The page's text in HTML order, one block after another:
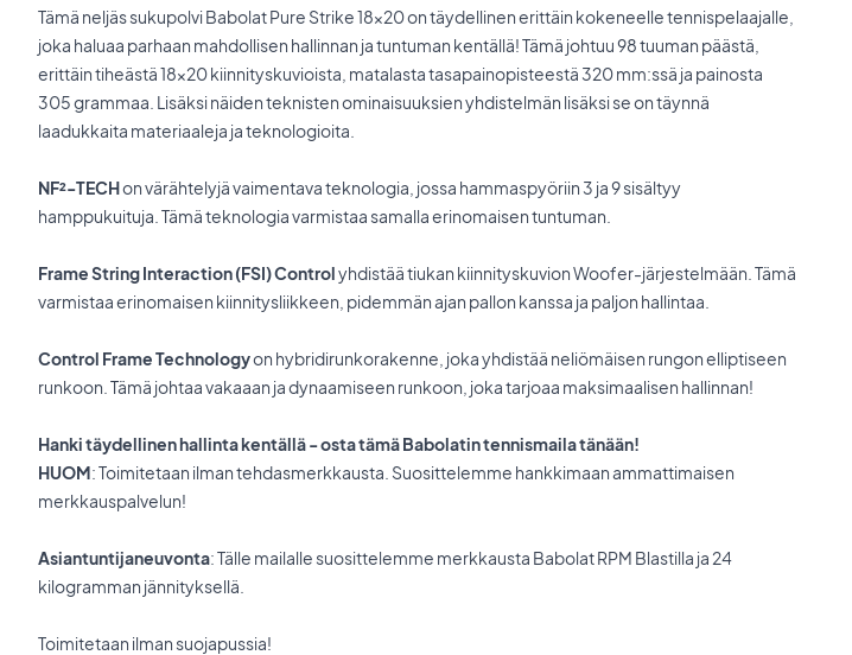
Tämä neljäs sukupolvi Babolat Pure Strike 18x20 on täydellinen erittäin kokeneelle tennispelaajalle,
joka haluaa parhaan mahdollisen hallinnan ja tuntuman kentällä! Tämä johtuu 98 tuuman päästä,
erittäin tiheästä 18x20 kiinnityskuvioista, matalasta tasapainopisteestä 320 mm:ssä ja painosta
305 grammaa. Lisäksi näiden teknisten ominaisuuksien yhdistelmän lisäksi se on täynnä
laadukkaita materiaaleja ja teknologioita.
NF²-TECHon värähtelyjä vaimentava teknologia, jossa hammaspyöriin 3 ja 9 sisältyy
hamppukuituja. Tämä teknologia varmistaa samalla erinomaisen tuntuman.
Frame String Interaction (FSI) Controlyhdistää tiukan kiinnityskuvion Woofer-järjestelmään. Tämä
varmistaa erinomaisen kiinnitysliikkeen, pidemmän ajan pallon kanssa ja paljon hallintaa.
Control Frame Technologyon hybridirunkorakenne, joka yhdistää neliömäisen rungon elliptiseen
runkoon. Tämä johtaa vakaaan ja dynaamiseen runkoon, joka tarjoaa maksimaalisen hallinnan!
Hanki täydellinen hallinta kentällä - osta tämä Babolatin tennismaila tänään!
HUOM: Toimitetaan ilman tehdasmerkkausta. Suosittelemme hankkimaan ammattimaisen
merkkauspalvelun!
Asiantuntijaneuvonta: Tälle mailalle suosittelemme merkkausta Babolat RPM Blastilla ja 24
kilogramman jännityksellä.
Toimitetaan ilman suojapussia!